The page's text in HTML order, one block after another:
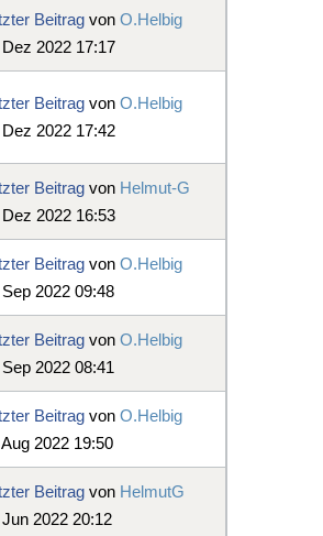
Beitrag von O.Helbig
Dez 2022 17:17
Beitrag von O.Helbig
Dez 2022 17:42
Beitrag von Helmut-G
2022 16:53
Beitrag von O.Helbig
2022 09:48
Beitrag von O.Helbig
2022 08:41
Beitrag von O.Helbig
2022 19:50
Beitrag von HelmutG
Jun 2022 20:12